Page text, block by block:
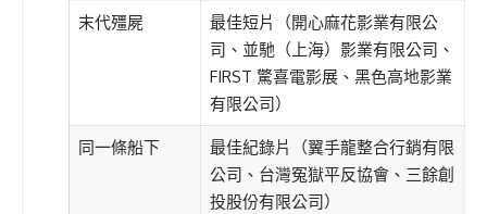
末代殭屍
最佳短片（開心麻花影業有限公
司、並馳（上海）影業有限公司、
FIRST 驚喜電影展、黑色高地影業
有限公司）
同一條船下
最佳紀錄片（翼手龍整合行銷有限
公司、台灣冤獄平反協會、三餘創
投股份有限公司）